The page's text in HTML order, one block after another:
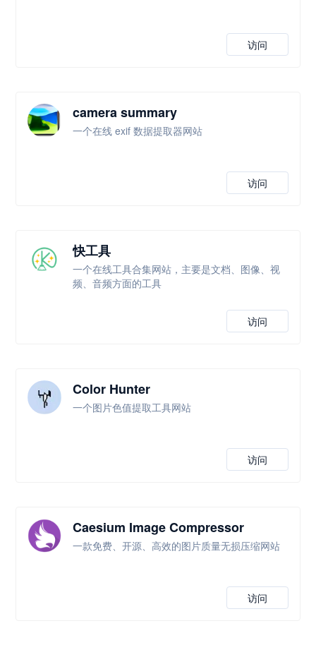
访问
camera summary
一个在线 exif 数据提取器网站
访问
快工具
一个在线工具合集网站，主要是文档、图像、视
频、音频方面的工具
访问
Color Hunter
一个图片色值提取工具网站
访问
Caesium Image Compressor
一款免费、开源、高效的图片质量无损压缩网站
访问